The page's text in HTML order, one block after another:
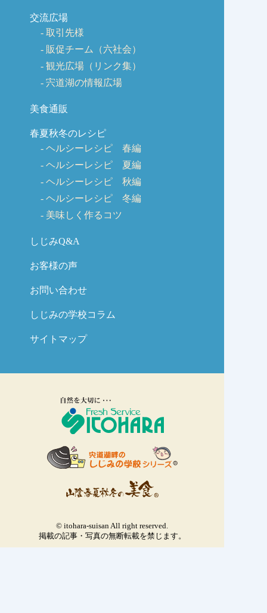
交流広場
取引先様
販促チーム（六社会）
観光広場（リンク集）
宍道湖の情報広場
美食通販
春夏秋冬のレシピ
ヘルシーレシピ 春編
ヘルシーレシピ 夏編
ヘルシーレシピ 秋編
ヘルシーレシピ 冬編
美味しく作るコツ
しじみQ&A
お客様の声
お問い合わせ
しじみの学校コラム
サイトマップ
© itohara-suisan All right reserved.
掲載の記事・写真の無断転載を禁じます。